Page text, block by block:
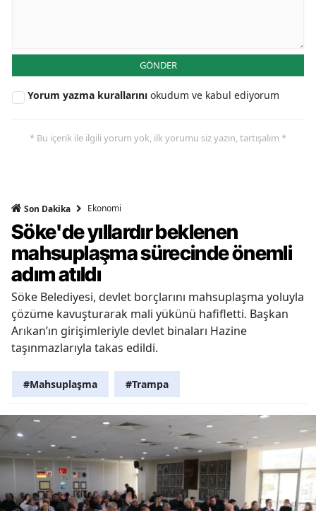
GÖNDER
Yorum yazma kurallarını okudum ve kabul ediyorum
* Bu içerik ile ilgili yorum yok, ilk yorumu siz yazın, tartışalım *
Son Dakika Ekonomi
Söke'de yıllardır beklenen
mahsuplaşma sürecinde önemli
adım atıldı
Söke Belediyesi, devlet borçlarını mahsuplaşma yoluyla
çözüme kavuşturarak mali yükünü hafifletti. Başkan
Arıkan’ın girişimleriyle devlet binaları Hazine
taşınmazlarıyla takas edildi.
#Mahsuplaşma #Trampa